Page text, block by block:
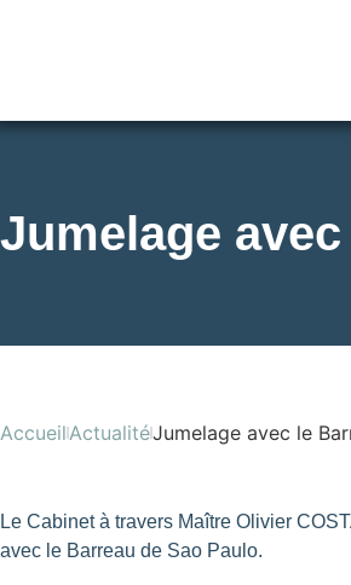
Jumelage
AccueilActualitéJumelage avec le
Le Cabinet à travers Maître Olivier
avec le Barreau de Sao Paulo.